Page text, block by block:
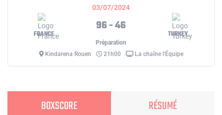
03/07/2024
FRANCE
96 - 46
TURKEY
Préparation
Kindarena Rouen
21h00 La chaîne l'Équipe
BOXSCORE RÉSUMÉ